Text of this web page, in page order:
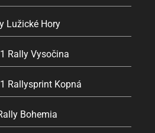
Lužické Hory
Rally Vysočina
Rallysprint Kopná
Bohemia